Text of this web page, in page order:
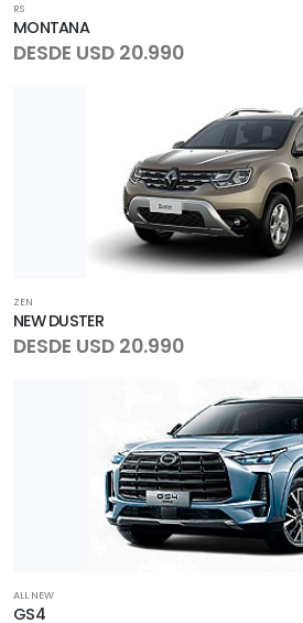
RS
MONTANA
DESDE USD 20.990
ZEN
NEW DUSTER
DESDE USD 20.990
ALL NEW
GS4